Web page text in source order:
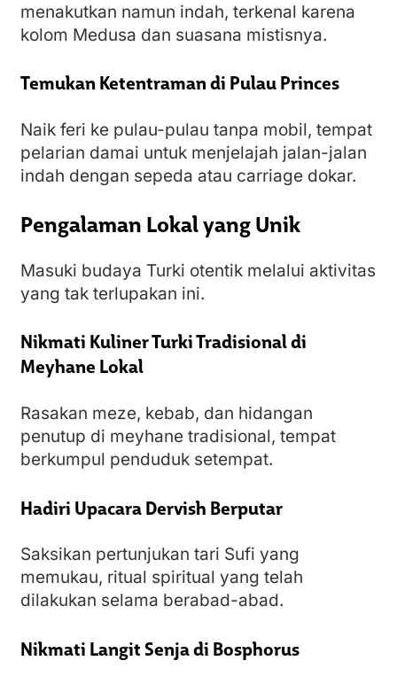
menakutkan namun indah, terkenal karena
kolom Medusa dan suasana mistisnya.
Temukan Ketentraman di Pulau Princes
Naik feri ke pulau-pulau tanpa mobil, tempat
pelarian damai untuk menjelajah jalan-jalan
indah dengan sepeda atau carriage dokar.
Pengalaman Lokal yang Unik
Masuki budaya Turki otentik melalui aktivitas
yang tak terlupakan ini.
Nikmati Kuliner Turki Tradisional di
Meyhane Lokal
Rasakan meze, kebab, dan hidangan
penutup di meyhane tradisional, tempat
berkumpul penduduk setempat.
Hadiri Upacara Dervish Berputar
Saksikan pertunjukan tari Sufi yang
memukau, ritual spiritual yang telah
dilakukan selama berabad-abad.
Nikmati Langit Senja di Bosphorus